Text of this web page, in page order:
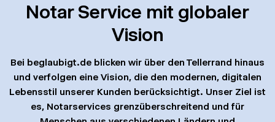
Notar Service mit globaler
Vision
Bei beglaubigt.de blicken wir über den Tellerrand hinaus
und verfolgen eine Vision, die den modernen, digitalen
Lebensstil unserer Kunden berücksichtigt. Unser Ziel ist
es, Notarservices grenzüberschreitend und für